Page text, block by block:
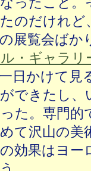
のだけれど
展覧会ば
・ギャラリ
日かけて見
できたし
た。専門
て沢山の美
効果はヨー